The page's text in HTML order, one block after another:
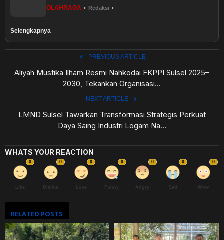
OLAHRAGA • Redaksi •
Selengkapnya
PREVIOUS ARTICLE
Aliyah Mustika Ilham Resmi Nahkodai FKPPI Sulsel 2025–
2030, Tekankan Organisasi...
NEXT ARTICLE
LMND Sulsel Tawarkan Transformasi Strategis Perkuat
Daya Saing Industri Logam Na...
WHATS YOUR REACTION
0 0
Dislike
0
Love
0
Funny
0
Angry
0
Sad
0
Wow
RELATED POSTS